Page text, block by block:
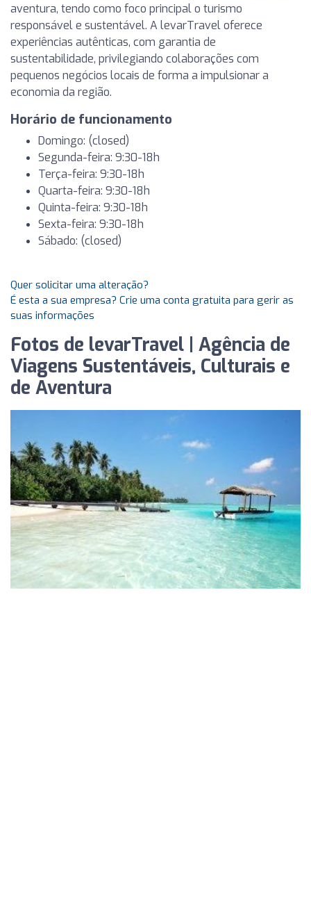
aventura, tendo como foco principal o turismo
responsável e sustentável. A levarTravel oferece
experiências autênticas, com garantia de
sustentabilidade, privilegiando colaborações com
pequenos negócios locais de forma a impulsionar a
economia da região.
Horário de funcionamento
Domingo: (closed)
Segunda-feira: 9:30-18h
Terça-feira: 9:30-18h
Quarta-feira: 9:30-18h
Quinta-feira: 9:30-18h
Sexta-feira: 9:30-18h
Sábado: (closed)
Quer solicitar uma alteração?
É esta a sua empresa? Crie uma conta gratuita para gerir as
suas informações
Fotos de levarTravel | Agência de
Viagens Sustentáveis, Culturais e
de Aventura